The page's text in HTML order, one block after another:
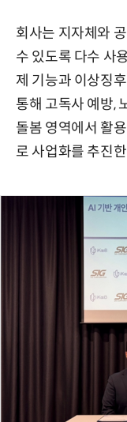
회사는 지자체와
수 있도록 다수 사
제 기능과 이상징
통해 고독사 예방,
돌봄 영역에서 활
로 사업화를 추진